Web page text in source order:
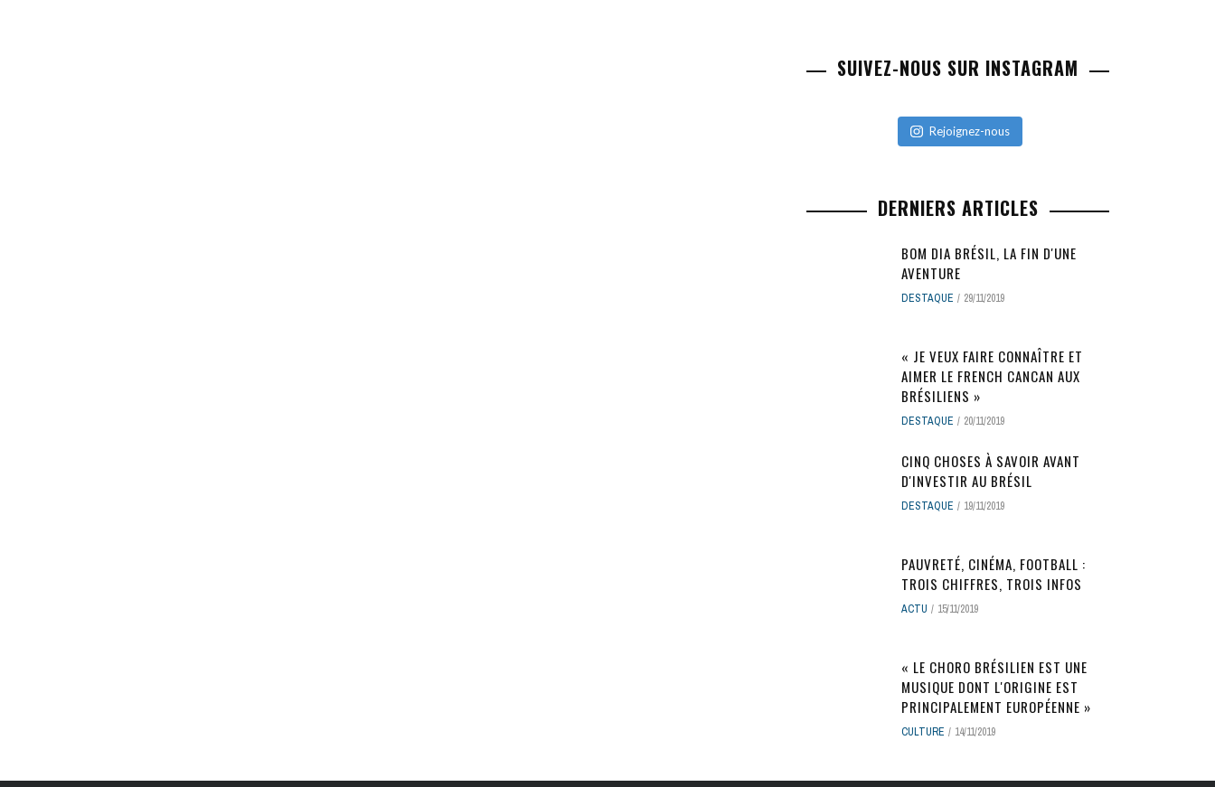
SUIVEZ-NOUS SUR INSTAGRAM
Rejoignez-nous
DERNIERS ARTICLES
BOM DIA BRÉSIL, LA FIN D'UNE
AVENTURE
DESTAQUE 29/11/2019
« JE VEUX FAIRE CONNAÎTRE ET
AIMER LE FRENCH CANCAN AUX
BRÉSILIENS »
DESTAQUE 20/11/2019
CINQ CHOSES À SAVOIR AVANT
D'INVESTIR AU BRÉSIL
DESTAQUE 19/11/2019
PAUVRETÉ, CINÉMA, FOOTBALL :
TROIS CHIFFRES, TROIS INFOS
ACTU 15/11/2019
« LE CHORO BRÉSILIEN EST UNE
MUSIQUE DONT L'ORIGINE EST
PRINCIPALEMENT EUROPÉENNE »
CULTURE 14/11/2019